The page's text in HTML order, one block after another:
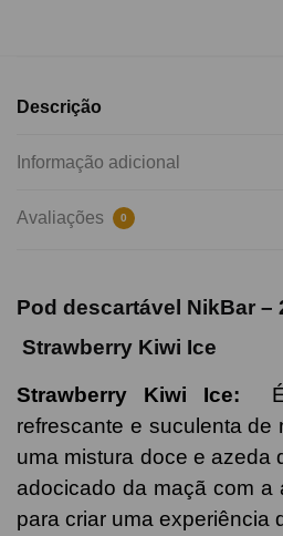
Descrição
Informação adicional
Avaliações 0
Pod descartável NikBar –
Strawberry Kiwi Ice
Strawberry Kiwi Ice:
refrescante e suculenta de
uma mistura doce e azeda
adocicado da maçã com a
para criar uma experiência